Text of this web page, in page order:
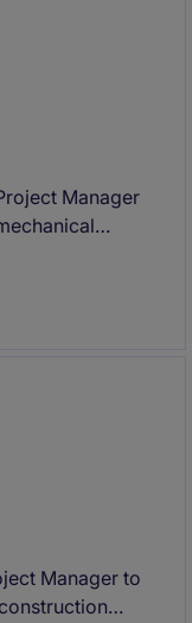
Manager
wastewater
planning
Manager to